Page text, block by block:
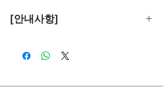
[안내사항]
객관적 기준에 따라 독립적으로 수행합
파트너스로부터 소정의 수수료를 받습